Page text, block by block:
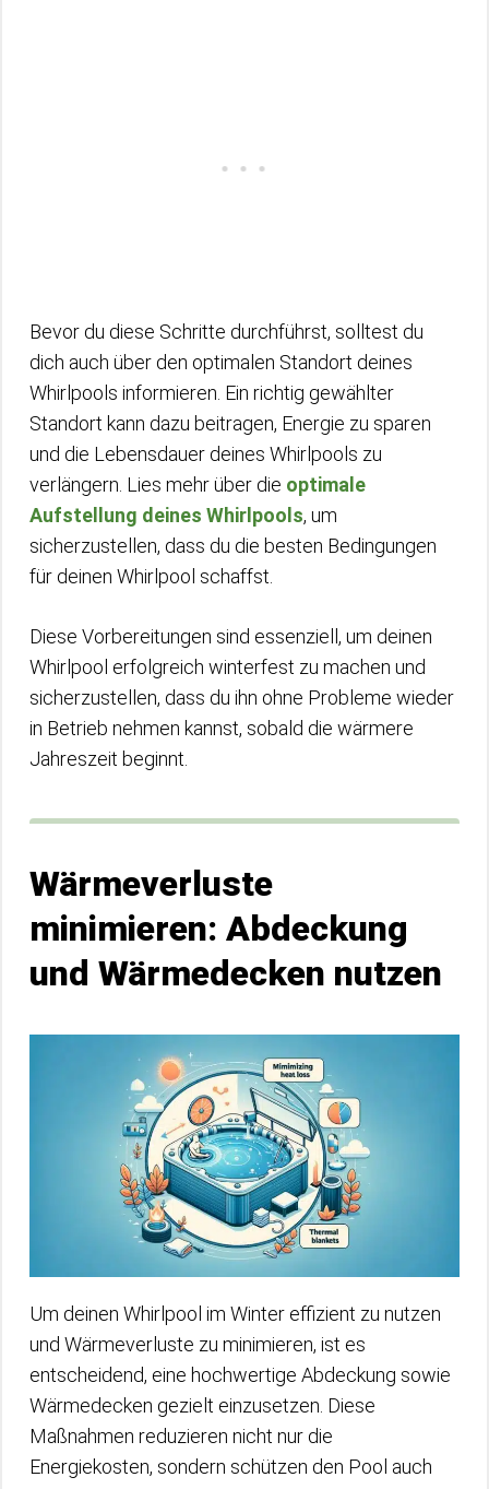
Bevor du diese Schritte durchführst, solltest du
dich auch über den optimalen Standort deines
Whirlpools informieren. Ein richtig gewählter
Standort kann dazu beitragen, Energie zu sparen
und die Lebensdauer deines Whirlpools zu
verlängern. Lies mehr über die optimale
Aufstellung deines Whirlpools, um
sicherzustellen, dass du die besten Bedingungen
für deinen Whirlpool schaffst.
Diese Vorbereitungen sind essenziell, um deinen
Whirlpool erfolgreich winterfest zu machen und
sicherzustellen, dass du ihn ohne Probleme wieder
in Betrieb nehmen kannst, sobald die wärmere
Jahreszeit beginnt.
Wärmeverluste
minimieren: Abdeckung
und Wärmedecken nutzen
Um deinen Whirlpool im Winter effizient zu nutzen
und Wärmeverluste zu minimieren, ist es
entscheidend, eine hochwertige Abdeckung sowie
Wärmedecken gezielt einzusetzen. Diese
Maßnahmen reduzieren nicht nur die
Energiekosten, sondern schützen den Pool auch